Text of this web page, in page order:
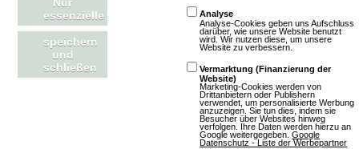
(27.04.2012, 10:19:00) Beim Deutschen
Computerspielepreis erhielt Drakensang Online
den Preis für das "beste Browsergame".
essenzielle
speichern
und
schließen
Analyse
Analyse-Cookies geben uns Aufschluss
darüber, wie unsere Website benutzt
wird. Wir nutzen diese, um unsere
Website zu verbessern.
Vermarktung (Finanzierung der
Website)
Marketing-Cookies werden von
Drittanbietern oder Publishern
verwendet, um personalisierte Werbung
anzuzeigen. Sie tun dies, indem sie
Besucher über Websites hinweg
verfolgen. Ihre Daten werden hierzu an
Google weitergegeben.Google
Datenschutz - Liste der Werbepartner